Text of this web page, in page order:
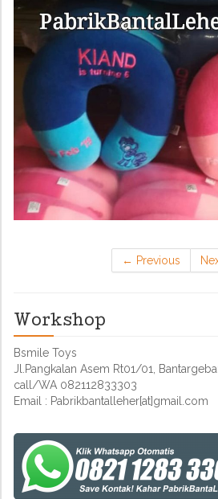
← Previous
Workshop
Bsmile Toys
Jl.Pangkalan Asem Rt01/01,
call/WA 082112833303
Email : Pabrikbantalleher[at]gmail.com